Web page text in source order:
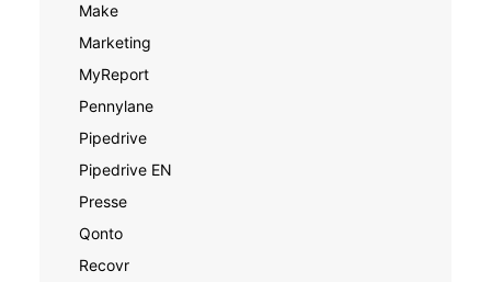
Make
Marketing
MyReport
Pennylane
Pipedrive
Pipedrive EN
Presse
Qonto
Recovr